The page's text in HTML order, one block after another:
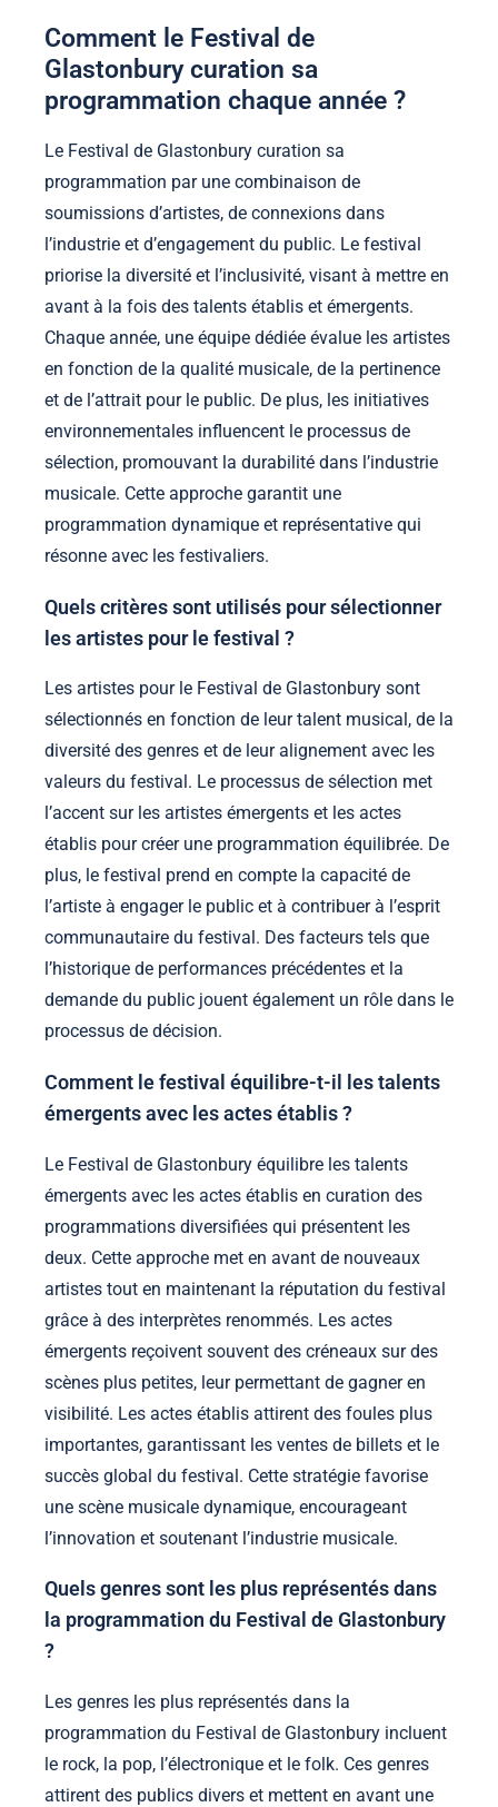
Comment le Festival de
Glastonbury curation sa
programmation chaque année ?
Le Festival de Glastonbury curation sa
programmation par une combinaison de
soumissions d’artistes, de connexions dans
l’industrie et d’engagement du public. Le festival
priorise la diversité et l’inclusivité, visant à mettre en
avant à la fois des talents établis et émergents.
Chaque année, une équipe dédiée évalue les artistes
en fonction de la qualité musicale, de la pertinence
et de l’attrait pour le public. De plus, les initiatives
environnementales influencent le processus de
sélection, promouvant la durabilité dans l’industrie
musicale. Cette approche garantit une
programmation dynamique et représentative qui
résonne avec les festivaliers.
Quels critères sont utilisés pour sélectionner
les artistes pour le festival ?
Les artistes pour le Festival de Glastonbury sont
sélectionnés en fonction de leur talent musical, de la
diversité des genres et de leur alignement avec les
valeurs du festival. Le processus de sélection met
l’accent sur les artistes émergents et les actes
établis pour créer une programmation équilibrée. De
plus, le festival prend en compte la capacité de
l’artiste à engager le public et à contribuer à l’esprit
communautaire du festival. Des facteurs tels que
l’historique de performances précédentes et la
demande du public jouent également un rôle dans le
processus de décision.
Comment le festival équilibre-t-il les talents
émergents avec les actes établis ?
Le Festival de Glastonbury équilibre les talents
émergents avec les actes établis en curation des
programmations diversifiées qui présentent les
deux. Cette approche met en avant de nouveaux
artistes tout en maintenant la réputation du festival
grâce à des interprètes renommés. Les actes
émergents reçoivent souvent des créneaux sur des
scènes plus petites, leur permettant de gagner en
visibilité. Les actes établis attirent des foules plus
importantes, garantissant les ventes de billets et le
succès global du festival. Cette stratégie favorise
une scène musicale dynamique, encourageant
l’innovation et soutenant l’industrie musicale.
Quels genres sont les plus représentés dans
la programmation du Festival de Glastonbury
?
Les genres les plus représentés dans la
programmation du Festival de Glastonbury incluent
le rock, la pop, l’électronique et le folk. Ces genres
attirent des publics divers et mettent en avant une